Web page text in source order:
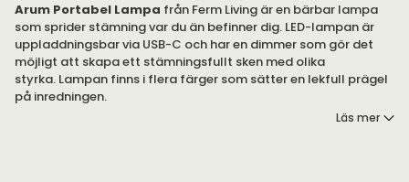
Arum Portabel Lampa från Ferm Living är en bärbar lampa
som sprider stämning var du än befinner dig. LED-lampan är
uppladdningsbar via USB-C och har en dimmer som gör det
möjligt att skapa ett stämningsfullt sken med olika
styrka. Lampan finns i flera färger som sätter en lekfull prägel
på inredningen.
Läs mer